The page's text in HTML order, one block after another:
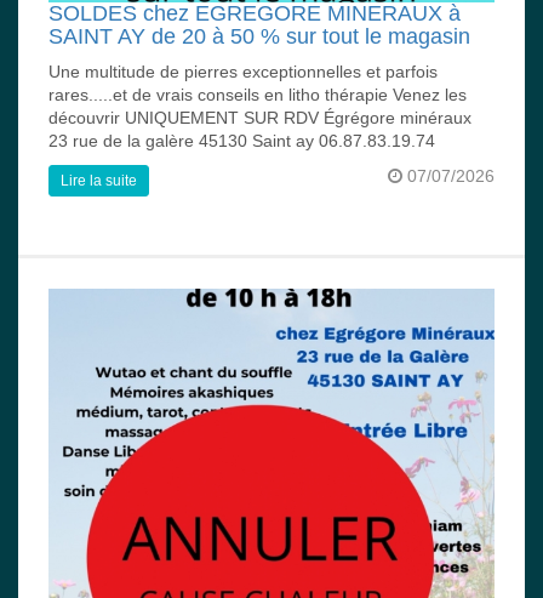
SOLDES chez EGREGORE MINERAUX à
SAINT AY de 20 à 50 % sur tout le magasin
Une multitude de pierres exceptionnelles et parfois
rares.....et de vrais conseils en litho thérapie Venez les
découvrir UNIQUEMENT SUR RDV Égrégore minéraux
23 rue de la galère 45130 Saint ay 06.87.83.19.74
07/07/2026
Lire la suite